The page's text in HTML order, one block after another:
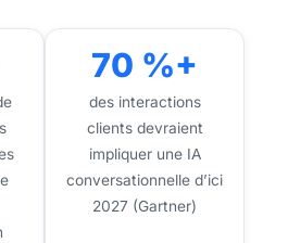
70 %+
des interactions
clients devraient
impliquer une IA
conversationnelle d’ici
2027 (Gartner)